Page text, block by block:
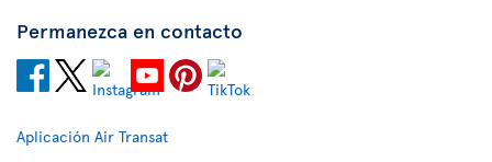
Permanezca en contacto
Aplicación Air Transat